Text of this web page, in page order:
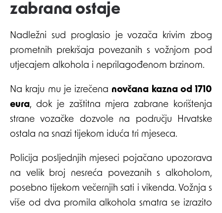
zabrana ostaje
Nadležni sud proglasio je vozača krivim zbog
prometnih prekršaja povezanih s vožnjom pod
utjecajem alkohola i neprilagođenom brzinom.
Na kraju mu je izrečena novčana kazna od 1710
eura, dok je zaštitna mjera zabrane korištenja
strane vozačke dozvole na području Hrvatske
ostala na snazi tijekom iduća tri mjeseca.
Policija posljednjih mjeseci pojačano upozorava
na velik broj nesreća povezanih s alkoholom,
posebno tijekom večernjih sati i vikenda. Vožnja s
više od dva promila alkohola smatra se izrazito